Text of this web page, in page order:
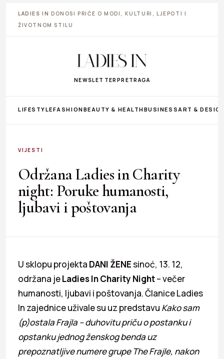
LADIES IN DONOSI PRIČE O MODI, KULTURI, LJEPOTI I
ŽIVOTNOM STILU
NEWSLETTER PRETRAGA
LIFESTYLEFASHIONBEAUTY & HEALTHBUSINESS ART &
VIJESTI
Održana Ladies in Charity
night: Poruke humanosti,
ljubavi i poštovanja
U sklopu projekta DANI ŽENEsinoć, 13. 12,
održana jeLadies In Charity Night– večer
humanosti, ljubavi i poštovanja. Članice Ladies
In zajednice uživale su uz predstavu Kako sam
(p)ostala Frajla – duhovitu priču o postanku i
opstanku jednog ženskog benda uz
prepoznatljive numere grupe The Frajle, nakon